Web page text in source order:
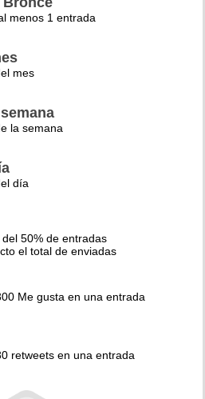
menos 1 entrada
mes
la semana
día
50% de entradas
el total de enviadas
Me gusta en una entrada
retweets en una entrada